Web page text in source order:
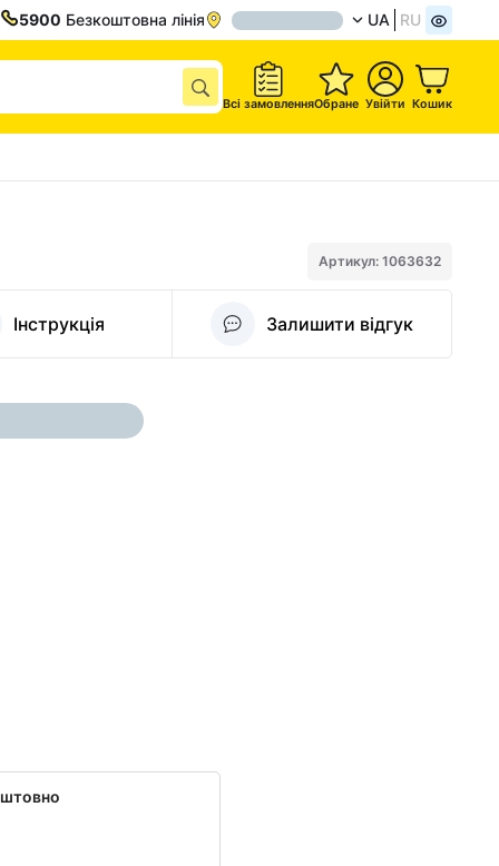
5900 Безкоштовна лінія UA RU
Всі замовленняОбране Увійти Кошик
Артикул: 1063632
Інструкція Залишити відгук